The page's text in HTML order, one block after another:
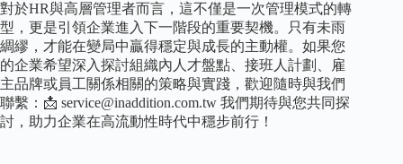
對於HR與高層管理者而言，這不僅是一次管理模式的轉
型，更是引領企業進入下一階段的重要契機。只有未雨
綢繆，才能在變局中贏得穩定與成長的主動權。如果您
的企業希望深入探討組織內人才盤點、接班人計劃、雇
主品牌或員工關係相關的策略與實踐，歡迎隨時與我們
聯繫：📩 service@inaddition.com.tw 我們期待與您共同探
討，助力企業在高流動性時代中穩步前行！